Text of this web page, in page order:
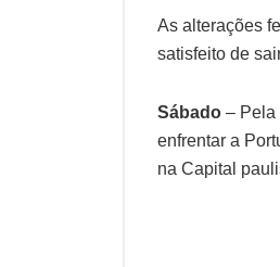
As alterações
satisfeito de
Sábado – Pela
enfrentar a
na Capital